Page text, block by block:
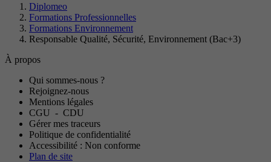
Diplomeo
Formations Professionnelles
Formations Environnement
Responsable Qualité, Sécurité, Environnement (Bac+3)
À propos
Qui sommes-nous ?
Rejoignez-nous
Mentions légales
CGU - CDU
Gérer mes traceurs
Politique de confidentialité
Accessibilité : Non conforme
Plan de site